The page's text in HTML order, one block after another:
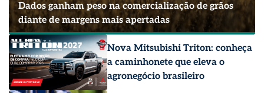
Dados ganham peso na comercialização de grãos
diante de margens mais apertadas
Nova Mitsubishi Triton: conheça
a caminhonete que eleva o
agronegócio brasileiro